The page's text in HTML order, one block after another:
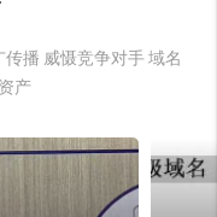
播 威慑竞争对手 域名
产